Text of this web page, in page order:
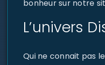
bonheur sur notre
L’univers
Qui ne connait pas